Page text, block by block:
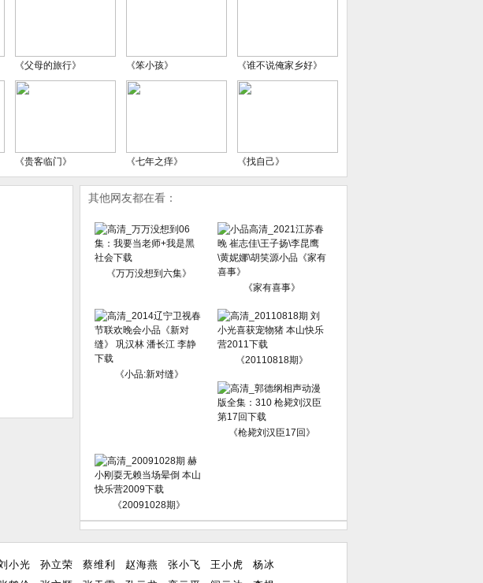
《父母的旅行》 《笨小孩》 《谁不说俺家乡好》
《贵客临门》 《七年之痒》 《找自己》
其他网友都在看：
《万万没想到六集》
《家有喜事》
《小品:新对缝》
《20110818期》
《枪毙刘汉臣17回》
《20091028期》
小光 孙立荣 蔡维利 赵海燕 张小飞 王小虎
杨冰